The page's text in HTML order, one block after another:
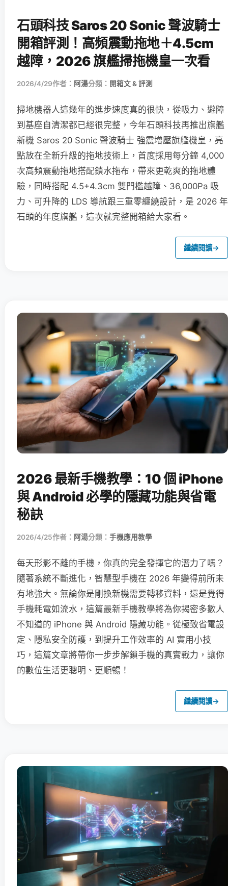
石頭科技 Saros 20 Sonic 聲波騎士
開箱評測！高頻震動拖地＋4.5cm
越障，2026 旗艦掃拖機皇一次看
2026/4/29作者： 阿湯分類： 開箱文 & 評測
掃地機器人這幾年的進步速度真的很快，從吸力、避障
到基座自清潔都已經很完整，今年石頭科技再推出旗艦
新機 Saros 20 Sonic 聲波騎士 強震增壓旗艦機皇，亮
點放在全新升級的拖地技術上，首度採用每分鐘 4,000
次高頻震動拖地搭配鎖水拖布，帶來更乾爽的拖地體
驗，同時搭配 4.5+4.3cm 雙門檻越障、36,000Pa 吸
力、可升降的 LDS 導航跟三重零纏繞設計，是 2026 年
石頭的年度旗艦，這次就完整開箱給大家看。
繼續閱讀→
2026 最新手機教學：10 個 iPhone
與 Android 必學的隱藏功能與省電
秘訣
2026/4/25作者： 阿湯分類： 手機應用教學
每天形影不離的手機，你真的完全發揮它的潛力了嗎？
隨著系統不斷進化，智慧型手機在 2026 年變得前所未
有地強大。無論你是剛換新機需要轉移資料，還是覺得
手機耗電如流水，這篇最新手機教學將為你揭密多數人
不知道的 iPhone 與 Android 隱藏功能。從極致省電設
定、隱私安全防護，到提升工作效率的 AI 實用小技
巧，這篇文章將帶你一步步解鎖手機的真實戰力，讓你
的數位生活更聰明、更順暢！
繼續閱讀→